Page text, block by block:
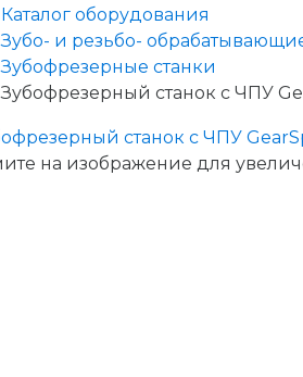
Каталог оборудования
Зубо- и резьбо-
Зубофрезерные станки
Зубофрезерный станок с ЧПУ
на изображение для